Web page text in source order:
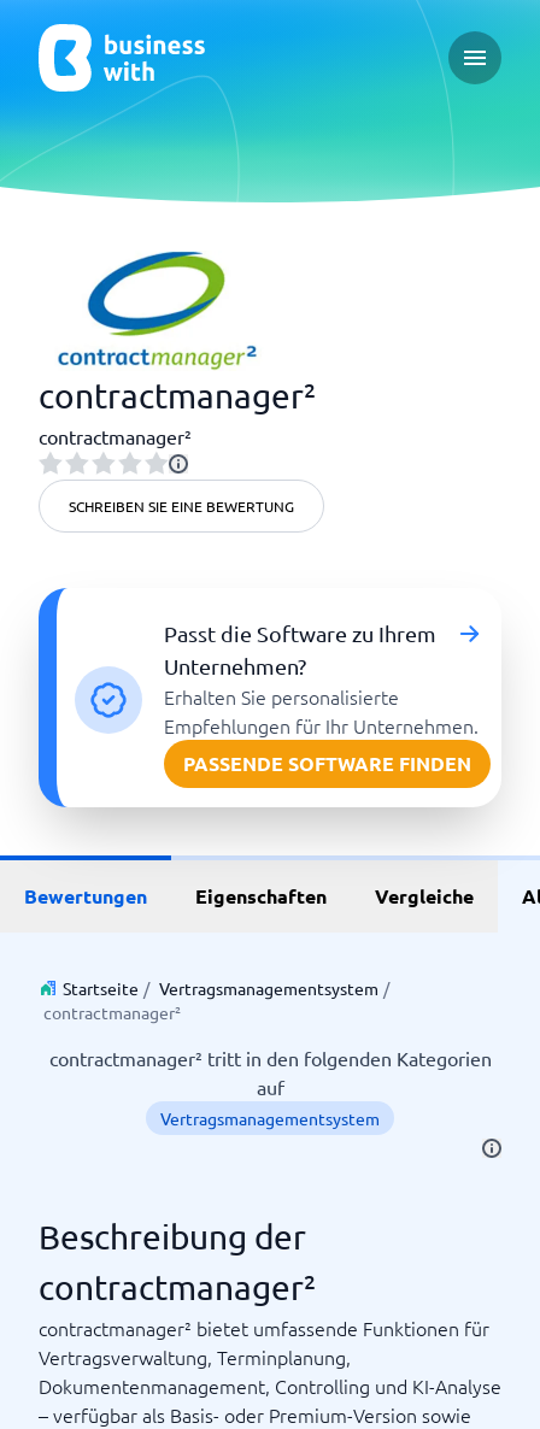
Open
contractmanager²
contractmanager²
SCHREIBEN SIE EINE BEWERTUNG
Passt die Software zu Ihrem
Unternehmen?
Erhalten Sie personalisierte
Empfehlungen für Ihr Unternehmen.
PASSENDE SOFTWARE FINDEN
Bewertungen Eigenschaften Vergleiche
Startseite / Vertragsmanagementsystem /
contractmanager²
contractmanager² tritt in den folgenden Kategorien
auf
Vertragsmanagementsystem
Beschreibung der
contractmanager²
contractmanager² bietet umfassende Funktionen für
Vertragsverwaltung, Terminplanung,
Dokumentenmanagement, Controlling und KI-Analyse
– verfügbar als Basis- oder Premium-Version sowie